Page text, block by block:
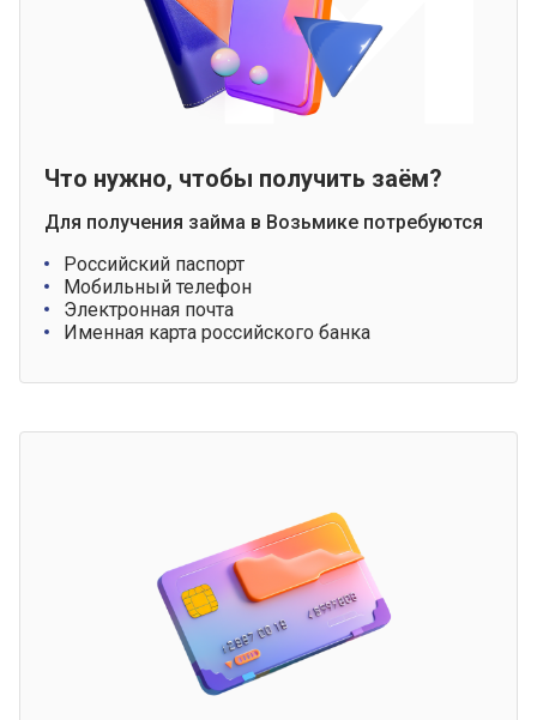
Что нужно, чтобы получить заём?
Для получения займа в Возьмике потребуются
Российский паспорт
Мобильный телефон
Электронная почта
Именная карта российского банка